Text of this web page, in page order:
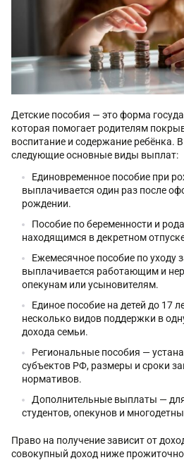
Детские пособия — это форма
которая помогает родителям
воспитание и содержание ребёнка.
следующие основные виды выплат:
Единовременное пособие при
выплачивается один раз после
рождении.
Пособие по беременности и
находящимся в декретном
Ежемесячное пособие по уходу
выплачивается работающим и
опекунам или усыновителям.
Единое пособие на детей до 17
несколько видов поддержки в
дохода семьи.
Региональные пособия —
субъектов РФ, размеры и сроки
нормативов.
Дополнительные выплаты —
студентов, опекунов и
Право на получение зависит от
совокупный доход ниже